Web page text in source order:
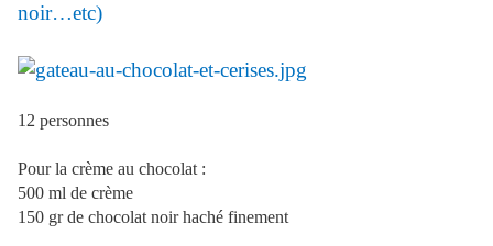
noir…etc)
12 personnes
Pour la crème au chocolat :
500 ml de crème
150 gr de chocolat noir haché finement